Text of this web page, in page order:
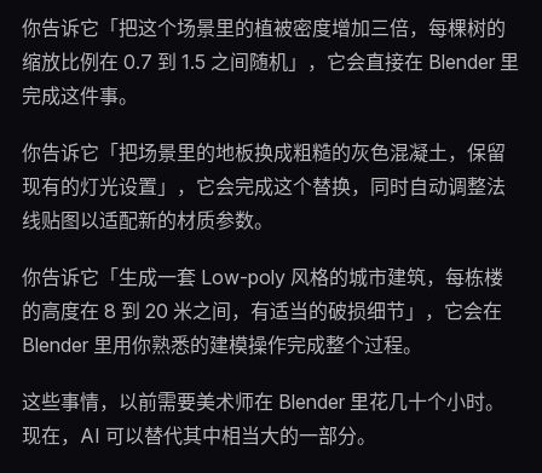
你告诉它「把这个场景里的植被密度增加三倍，每棵树的
缩放比例在 0.7 到 1.5 之间随机」，它会直接在 Blender 里
完成这件事。
你告诉它「把场景里的地板换成粗糙的灰色混凝土，保留
现有的灯光设置」，它会完成这个替换，同时自动调整法
线贴图以适配新的材质参数。
你告诉它「生成一套 Low-poly 风格的城市建筑，每栋楼
的高度在 8 到 20 米之间，有适当的破损细节」，它会在
Blender 里用你熟悉的建模操作完成整个过程。
这些事情，以前需要美术师在 Blender 里花几十个小时。
现在，AI 可以替代其中相当大的一部分。